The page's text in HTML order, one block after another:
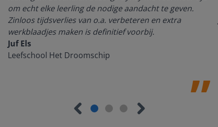
om echt elke leerling de nodige aandacht te geven.
Zinloos tijdsverlies van o.a. verbeteren en extra
werkblaadjes maken is definitief voorbij.
Juf Els
Leefschool Het Droomschip